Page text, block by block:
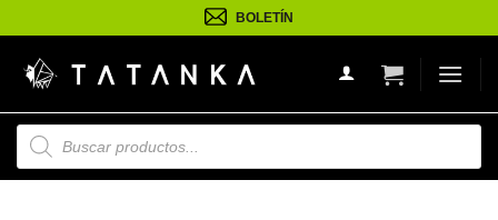
al
contenido
BOLETÍN
Búsqueda
de
productos